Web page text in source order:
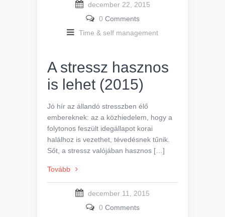
december 22, 2015
0 Comments
Time & self management
A stressz hasznos
is lehet (2015)
Jó hír az állandó stresszben élő
embereknek: az a közhiedelem, hogy a
folytonos feszült idegállapot korai
halálhoz is vezethet, tévedésnek tűnik.
Sőt, a stressz valójában hasznos […]
Tovább
december 11, 2015
0 Comments